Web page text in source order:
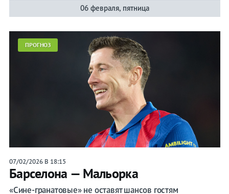
06 февраля, пятница
ПРОГНОЗ
07/02/2026 В 18:15
Барселона — Мальорка
«Сине-гранатовые» не оставят шансов гостям
Всё
Прогнозы
Трансферы